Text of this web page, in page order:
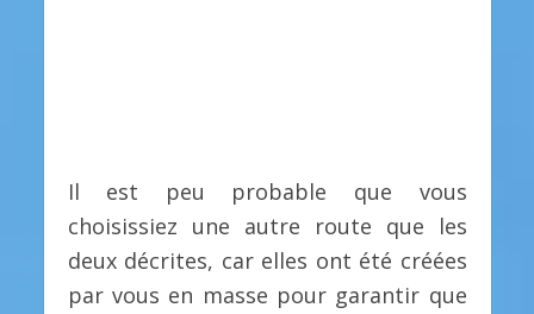
Il est peu probable que vous
choisissiez une autre route que les
deux décrites, car elles ont été créées
par vous en masse pour garantir que